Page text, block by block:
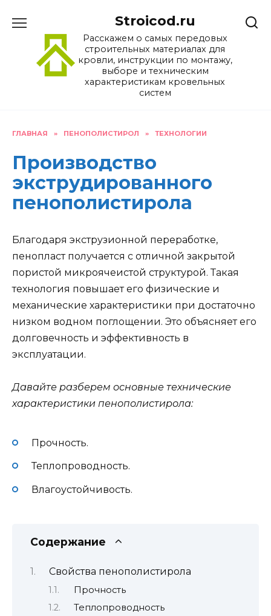
содержанию
Stroicod.ru
Расскажем о самых передовых
строительных материалах для
кровли, инструкции по монтажу,
выборе и техническим
характеристикам кровельных
систем
ГЛАВНАЯ » ПЕНОПОЛИСТИРОЛ » ТЕХНОЛОГИИ
Производство
экструдированного
пенополистирола
Благодаря экструзионной переработке,
пенопласт получается с отличной закрытой
пористой микроячеистой структурой. Такая
технология повышает его физические и
механические характеристики при достаточно
низком водном поглощении. Это объясняет его
долговечность и эффективность в
эксплуатации.
Давайте разберем основные технические
характеристики пенополистирола:
Прочность.
Теплопроводность.
Влагоустойчивость.
Содержание
Свойства пенополистирола
Прочность
Теплопроводность